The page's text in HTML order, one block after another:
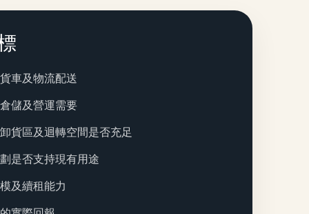
車及物流配送
儲及營運需要
貨區及迴轉空間是否充足
是否支持現有用途
及續租能力